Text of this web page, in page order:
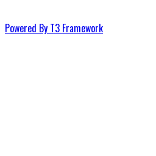
Powered By T3 Framework